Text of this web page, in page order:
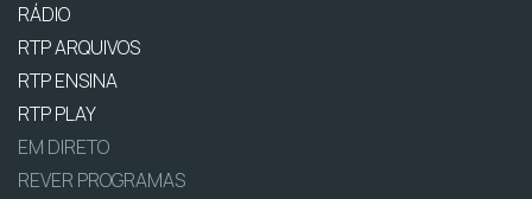
RÁDIO
RTP ARQUIVOS
RTP ENSINA
RTP PLAY
EM DIRETO
REVER PROGRAMAS